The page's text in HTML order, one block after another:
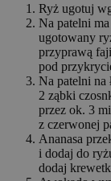
Ryż ugotuj
Na patelni
ugotowany
przyprawą
pod
Na patelni na
2 ząbki
przez ok. 3
z czerwonej
Ananasa
i dodaj do
dodaj